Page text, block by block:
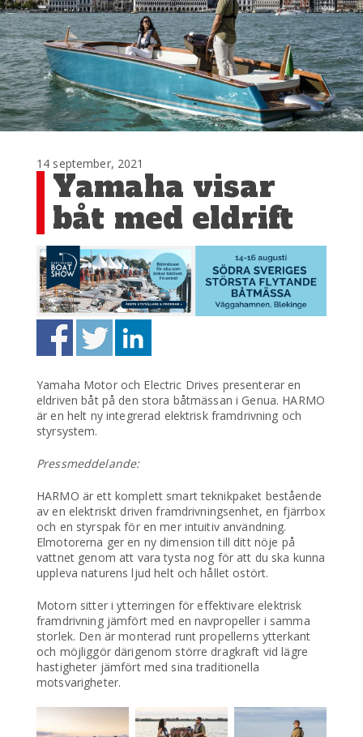
14 september, 2021
Yamaha visar
båt med eldrift
Yamaha Motor och Electric Drives presenterar en
eldriven båt på den stora båtmässan i Genua. HARMO
är en helt ny integrerad elektrisk framdrivning och
styrsystem.
Pressmeddelande:
HARMO är ett komplett smart teknikpaket bestående
av en elektriskt driven framdrivningsenhet, en fjärrbox
och en styrspak för en mer intuitiv användning.
Elmotorerna ger en ny dimension till ditt nöje på
vattnet genom att vara tysta nog för att du ska kunna
uppleva naturens ljud helt och hållet ostört.
Motorn sitter i ytterringen för effektivare elektrisk
framdrivning jämfört med en navpropeller i samma
storlek. Den är monterad runt propellerns ytterkant
och möjliggör därigenom större dragkraft vid lägre
hastigheter jämfört med sina traditionella
motsvarigheter.